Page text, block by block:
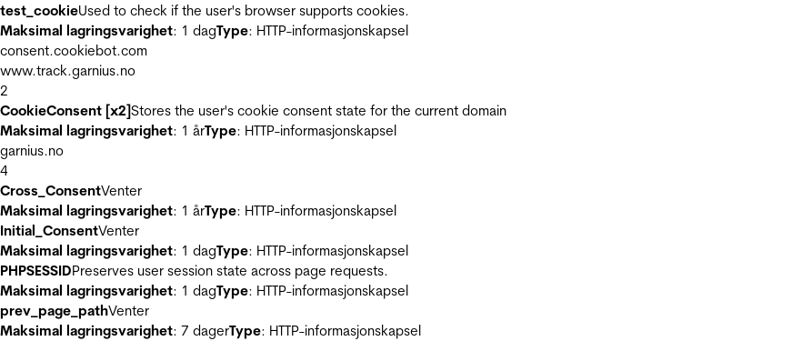
test_cookieUsed to check if the user's browser supports cookies.
Maksimal lagringsvarighet: 1 dagType: HTTP-informasjonskapsel
consent.cookiebot.com
www.track.garnius.no
2
CookieConsent [x2]Stores the user's cookie consent state for the current domain
Maksimal lagringsvarighet: 1 årType: HTTP-informasjonskapsel
garnius.no
4
Cross_ConsentVenter
Maksimal lagringsvarighet: 1 årType: HTTP-informasjonskapsel
Initial_ConsentVenter
Maksimal lagringsvarighet: 1 dagType: HTTP-informasjonskapsel
PHPSESSIDPreserves user session state across page requests.
Maksimal lagringsvarighet: 1 dagType: HTTP-informasjonskapsel
prev_page_pathVenter
Maksimal lagringsvarighet: 7 dagerType: HTTP-informasjonskapsel